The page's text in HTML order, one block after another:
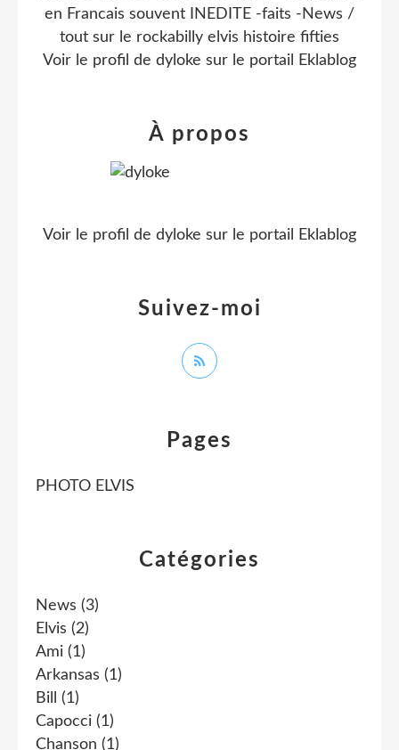
Catégories
News (3)
Elvis (2)
Ami (1)
Arkansas (1)
Bill
(1)
Capocci (1)
Chanson (1)
Pages
PHOTO ELVIS
en Francais souvent INEDITE -faits -News /
tout sur le rockabilly elvis histoire fifties
Voir le profil de dyloke sur le portail Eklablog
Suivez-moi
À propos
Voir le profil de dyloke sur le portail Eklablog